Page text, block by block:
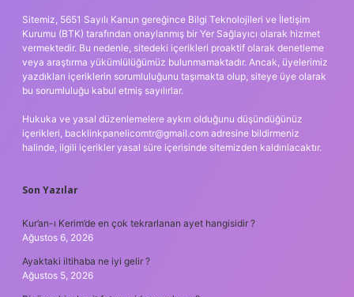
Sitemiz, 5651 Sayılı Kanun gereğince Bilgi Teknolojileri ve İletişim
Kurumu (BTK) tarafından onaylanmış bir Yer Sağlayıcı olarak hizmet
vermektedir. Bu nedenle, sitedeki içerikleri proaktif olarak denetleme
veya araştırma yükümlülüğümüz bulunmamaktadır. Ancak, üyelerimiz
yazdıkları içeriklerin sorumluluğunu taşımakta olup, siteye üye olarak
bu sorumluluğu kabul etmiş sayılırlar.
Hukuka ve yasal düzenlemelere aykırı olduğunu düşündüğünüz
içerikleri, backlinkpanelicomtr@gmail.com adresine bildirmeniz
halinde, ilgili içerikler yasal süre içerisinde sitemizden kaldırılacaktır.
Son Yazılar
Kur’an-ı Kerim’de en çok tekrarlanan ayet hangisidir ?
Ağustos 6, 2026
Ayaktaki iltihaba ne iyi gelir ?
Ağustos 5, 2026